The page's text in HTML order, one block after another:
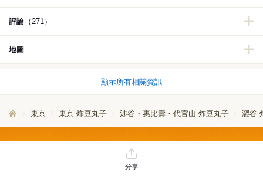
評論 （271）
地圖
顯示所有相關資訊
東京 東京 炸豆丸子 涉谷・惠比壽・代官山 炸豆丸子 澀谷
分享